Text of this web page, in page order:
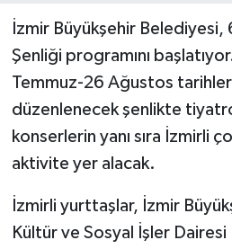
İzmir Büyükşehir Belediyesi,
Şenliği programını
Temmuz-26 Ağustos
düzenlenecek şenlikte
konserlerin yanı sıra İzmirli
aktivite yer alacak.
İzmirli yurttaşlar, İzmir
Kültür ve Sosyal İşler Dairesi